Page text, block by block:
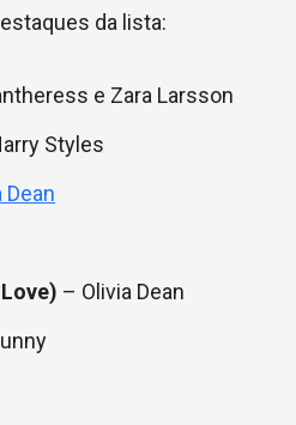
da lista:
e Zara Larsson
Styles
Dean
– Olivia Dean